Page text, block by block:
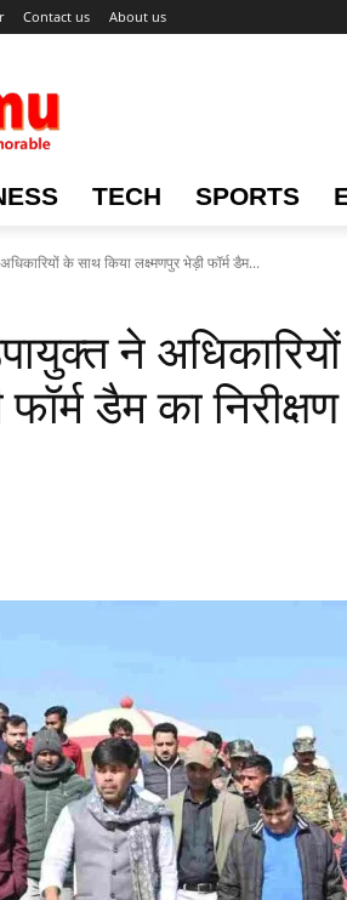
Contact us About us
TECH SPORTS
के साथ किया लक्ष्मणपुर भेड़ी फॉर्म डैम...
ने
डैम का निरीक्षण